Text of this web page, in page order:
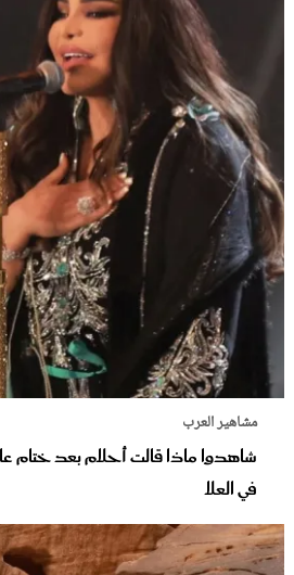
مشاهير العرب
في العلا